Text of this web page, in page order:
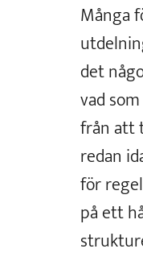
Många
det
vad
från att
redan
för
på ett